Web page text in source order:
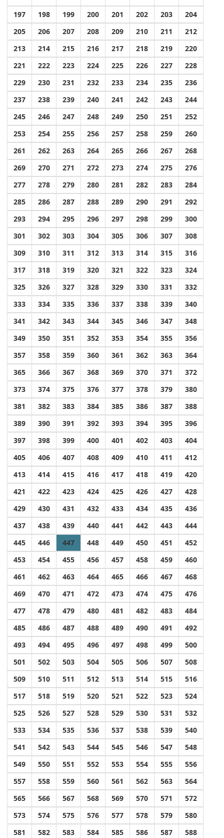
197
198 199 200 201 202 203
204
205
206 207 208 209 210 211
212
213
214 215 216 217 218 219
220
221
222 223 224 225 226 227
228
229
230 231 232 233 234 235
236
237
238 239 240 241 242 243
244
245
246 247 248 249 250 251
252
253
254 255 256 257 258 259
260
261
262 263 264 265 266 267
268
269
270 271 272 273 274 275
276
277
278 279 280 281 282 283
284
285
286 287 288 289 290 291
292
293
294 295 296 297 298 299
300
301
302 303 304 305 306 307
308
309
310 311 312 313 314 315
316
317
318 319 320 321 322 323
324
325
326 327 328 329 330 331
332
333
334 335 336 337 338 339
340
341
342 343 344 345 346 347
348
349
350 351 352 353 354 355
356
357
358 359 360 361 362 363
364
365
366 367 368 369 370 371
372
373
374 375 376 377 378 379
380
381
382 383 384 385 386 387
388
389
390 391 392 393 394 395
396
397
398 399 400 401 402 403
404
405
406 407 408 409 410 411
412
413
414 415 416 417 418 419
420
421
422 423 424 425 426 427
428
429
430 431 432 433 434 435
436
437
438 439 440 441 442 443
444
445
446 447 448 449 450 451
452
453
454 455 456 457 458 459
460
461
462 463 464 465 466 467
468
469
470 471 472 473 474 475
476
477
478 479 480 481 482 483
484
485
486 487 488 489 490 491
492
493
494 495 496 497 498 499
500
501
502 503 504 505 506 507
508
509
510 511 512 513 514 515
516
517
518 519 520 521 522 523
524
525
526 527 528 529 530 531
532
533
534 535 536 537 538 539
540
541
542 543 544 545 546 547
548
549
550 551 552 553 554 555
556
557
558 559 560 561 562 563
564
565
566 567 568 569 570 571
572
573
574 575 576 577 578 579
580
581
582 583 584 585 586 587
588